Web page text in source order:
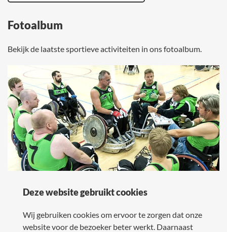
Fotoalbum
Bekijk de laatste sportieve activiteiten in ons fotoalbum.
Bekijk het fotoalbum
Deze website gebruikt cookies
Wij gebruiken cookies om ervoor te zorgen dat onze
website voor de bezoeker beter werkt. Daarnaast